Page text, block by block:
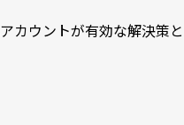
カウントが有効な解決策